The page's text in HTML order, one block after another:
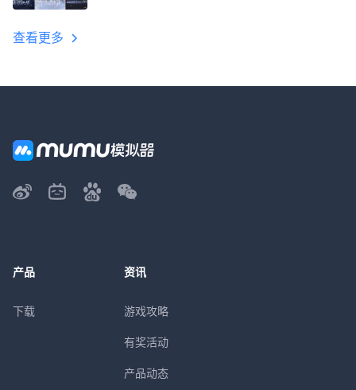
查看更多
产品
下载
资讯
游戏攻略
有奖活动
产品动态